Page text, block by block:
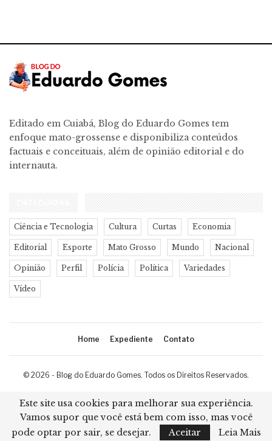
Editado em Cuiabá, Blog do Eduardo Gomes tem
enfoque mato-grossense e disponibiliza conteúdos
factuais e conceituais, além de opinião editorial e do
internauta.
CATEGORIAS
Ciência e Tecnologia Cultura Curtas Economia
Editorial Esporte Mato Grosso Mundo Nacional
Opinião Perfil Polícia Política Variedades
Vídeo
Home Expediente Contato
© 2026 - Blog do Eduardo Gomes. Todos os Direitos Reservados.
Desenvolvimento:Ricard Cristian
Este site usa cookies para melhorar sua experiência.
Vamos supor que você está bem com isso, mas você
pode optar por sair, se desejar.
Aceitar Leia Mais